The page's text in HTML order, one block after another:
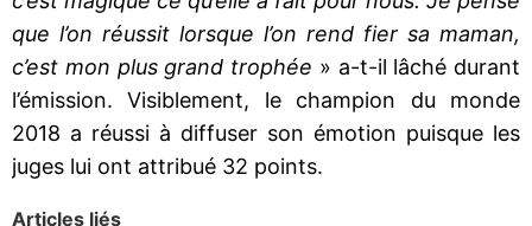
que l’on réussit lorsque l’on rend fier sa maman,
c’est mon plus grand trophée » a-t-il lâché durant
l’émission. Visiblement, le champion du monde
2018 a réussi à diffuser son émotion puisque les
juges lui ont attribué 32 points.
Articles liés